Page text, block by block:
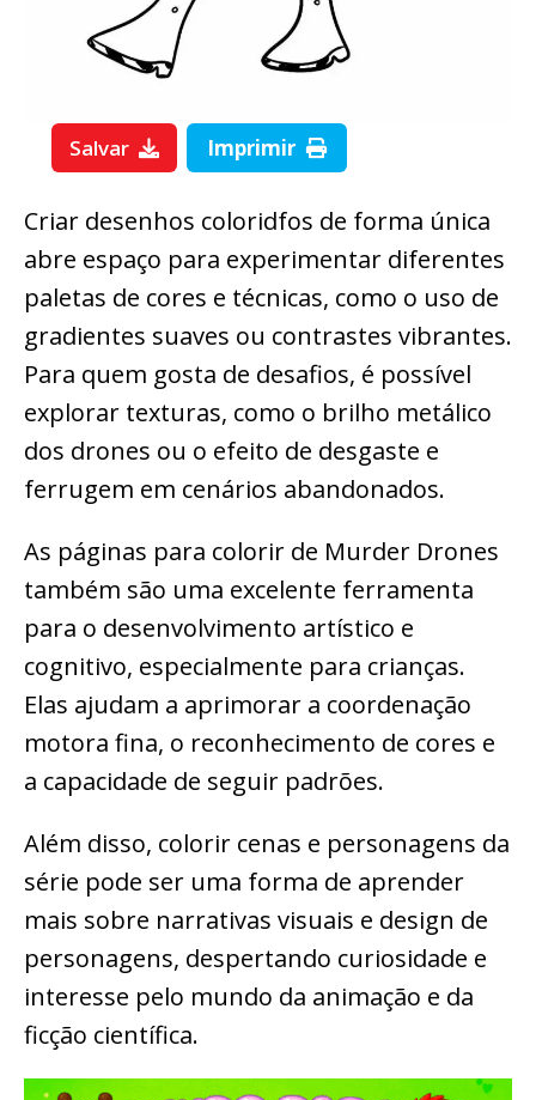
Salvar Imprimir
Criar desenhos coloridfos de forma única
abre espaço para experimentar diferentes
paletas de cores e técnicas, como o uso de
gradientes suaves ou contrastes vibrantes.
Para quem gosta de desafios, é possível
explorar texturas, como o brilho metálico
dos drones ou o efeito de desgaste e
ferrugem em cenários abandonados.
As páginas para colorir de Murder Drones
também são uma excelente ferramenta
para o desenvolvimento artístico e
cognitivo, especialmente para crianças.
Elas ajudam a aprimorar a coordenação
motora fina, o reconhecimento de cores e
a capacidade de seguir padrões.
Além disso, colorir cenas e personagens da
série pode ser uma forma de aprender
mais sobre narrativas visuais e design de
personagens, despertando curiosidade e
interesse pelo mundo da animação e da
ficção científica.